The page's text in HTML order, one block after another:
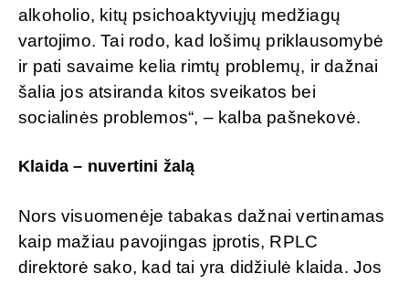
alkoholio, kitų psichoaktyviųjų medžiagų
vartojimo. Tai rodo, kad lošimų priklausomybė
ir pati savaime kelia rimtų problemų, ir dažnai
šalia jos atsiranda kitos sveikatos bei
socialinės problemos“, – kalba pašnekovė.
Klaida – nuvertini žalą
Nors visuomenėje tabakas dažnai vertinamas
kaip mažiau pavojingas įprotis, RPLC
direktorė sako, kad tai yra didžiulė klaida. Jos